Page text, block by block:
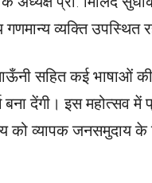
व्यक्ति उपस्थित
सहित कई भाषाओं
बना देंगी। इस महोत्सव
को व्यापक जनसमुदाय